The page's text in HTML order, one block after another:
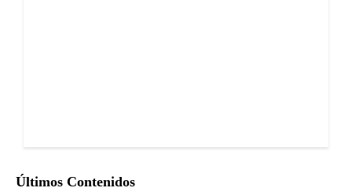
Últimos Contenidos